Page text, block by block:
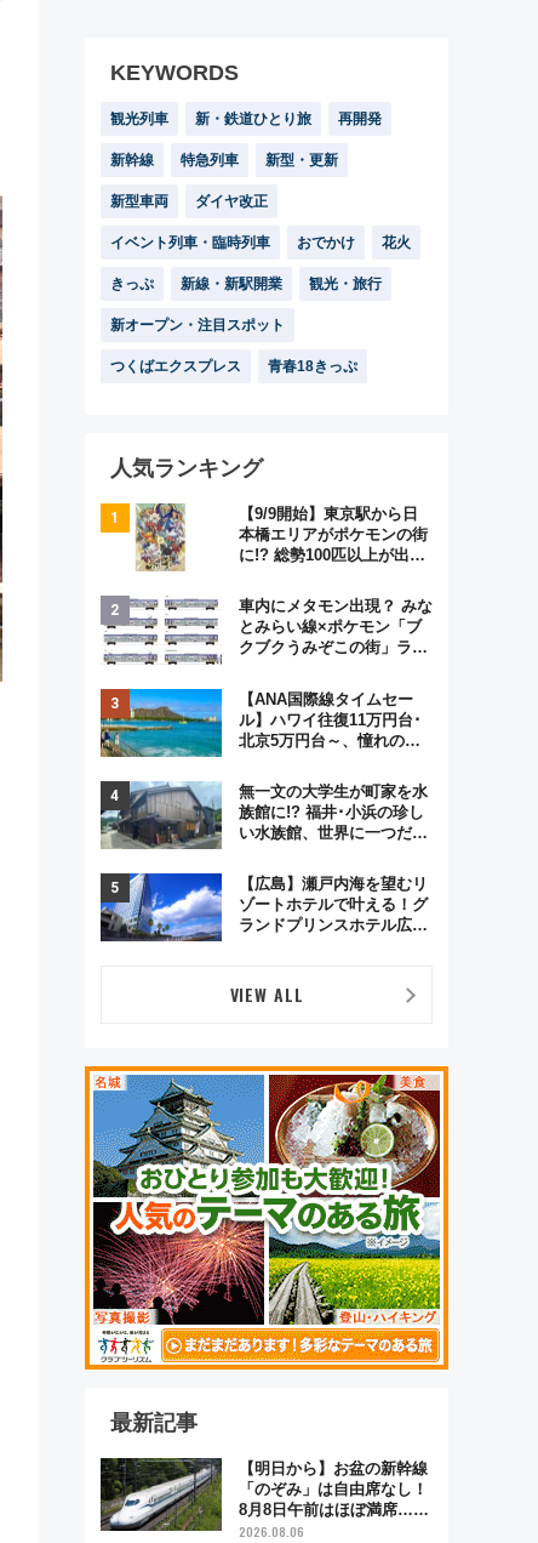
KEYWORDS
観光列車 新・鉄道ひとり旅 再開発
新幹線 特急列車 新型・更新
新型車両 ダイヤ改正
イベント列車・臨時列車 おでかけ 花火
きっぷ 新線・新駅開業 観光・旅行
新オープン・注目スポット
つくばエクスプレス 青春18きっぷ
人気ランキング
【9/9開始】東京駅から日
本橋エリアがポケモンの街
に!? 総勢100匹以上が出現
格謎解き・グッズ情報まと
め
車内にメタモン出現？ みな
とみらい線×ポケモン「ブ
クブクうみぞこの街」ラッ
この夏は直通列車で横浜
へ！
【ANA国際線タイムセー
ル】ハワイ往復11万円台･
北京5万円台～、憧れのビ
GW旅行まで狙える激アツ
路線まとめ（8/10まで）
無一文の大学生が町家を水
族館に!? 福井･小浜の珍し
い水族館、世界に一つだけ
の御食国など 小浜観光レポ
第2弾
【広島】瀬戸内海を望むリ
ゾートホテルで叶える！グ
ランドプリンスホテル広島
VIEW ALL
最新記事
【明日から】お盆の新幹線
「のぞみ」は自由席なし！
8月8日午前はほぼ満席…で
も数時間ズラせば空きが見
2026.08.06